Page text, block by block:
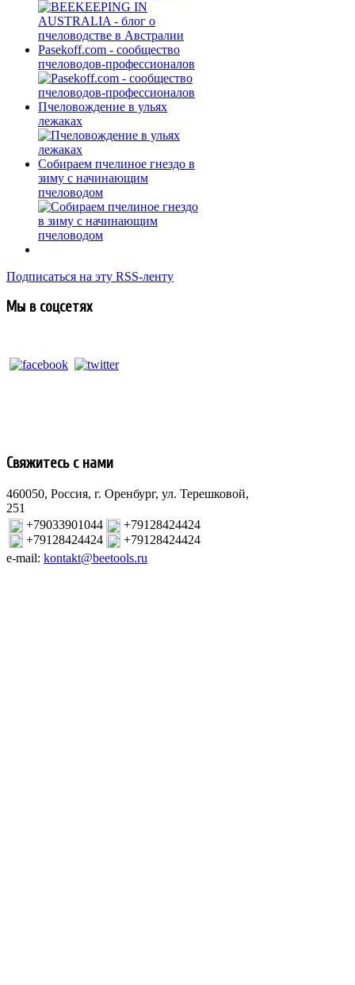
Pasekoff.com - сообщество
пчеловодов-профессионалов
Пчеловождение в ульях
лежаках
Собираем пчелиное гнездо в
зиму с начинающим
пчеловодом
Подписаться на эту RSS-ленту
Мы в соцсетях
Свяжитесь с нами
460050, Россия, г. Оренбург, ул. Терешковой,
251
+79033901044
+79128424424
+79128424424
+79128424424
e-mail: kontakt@beetools.ru